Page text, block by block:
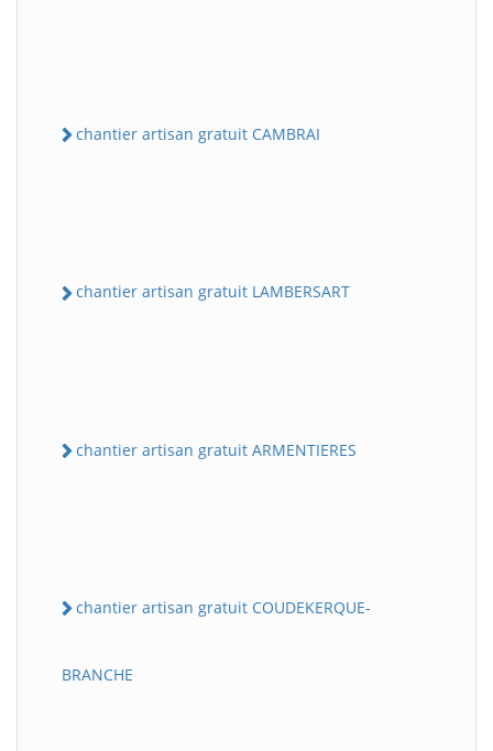
chantier artisan gratuit CAMBRAI
chantier artisan gratuit LAMBERSART
chantier artisan gratuit ARMENTIERES
chantier artisan gratuit COUDEKERQUE-
BRANCHE